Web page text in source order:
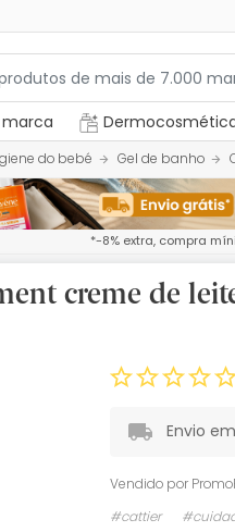
marca
do bebé Gel de banho
*-8% extra, compra
creme de
Envio
Vendido por
#cattier